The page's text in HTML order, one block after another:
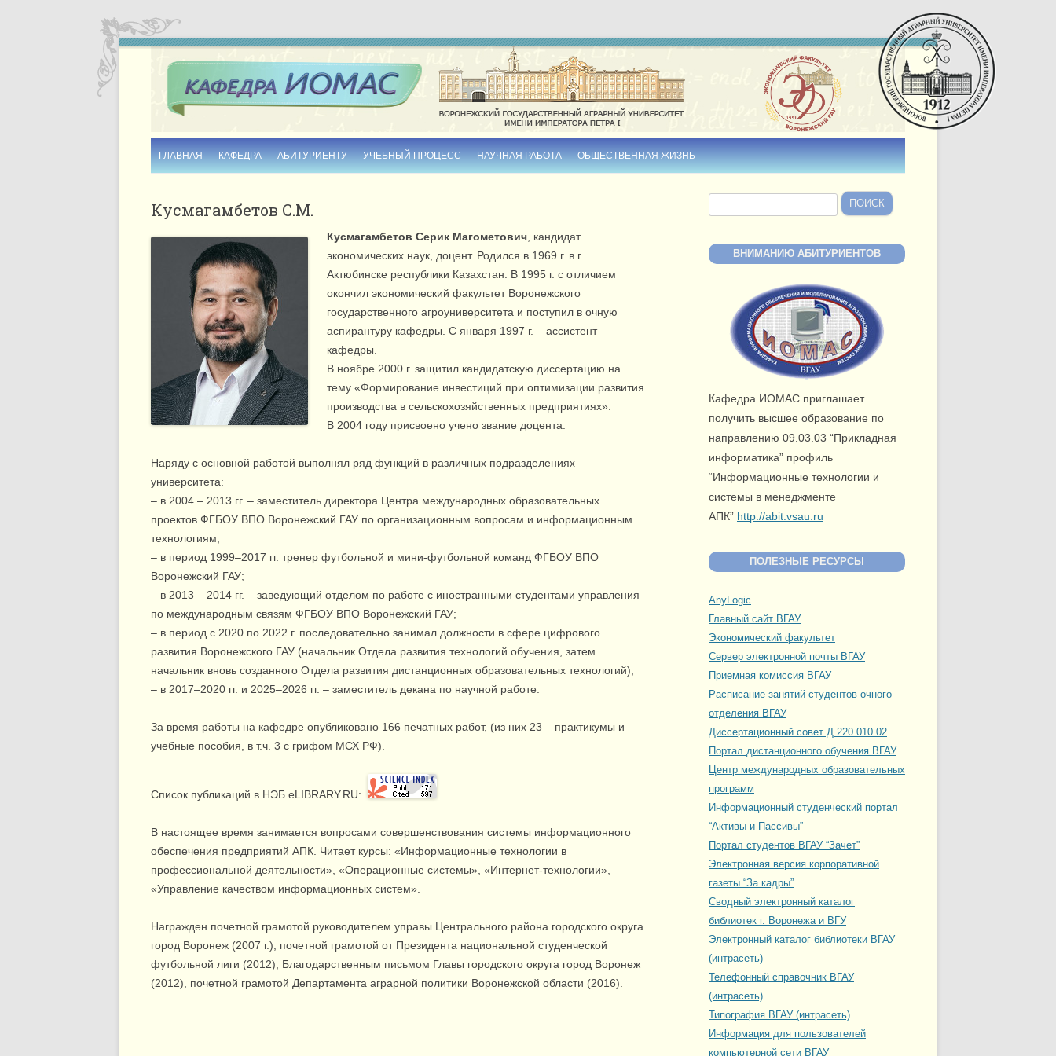
Skip to content
ГЛАВНАЯ КАФЕДРА
ИНФОРМАЦИОННЫЕ БУКЛЕТЫ
СОТРУДНИКИ
КОНТАКТЫ
АБИТУРИЕНТУ УЧЕБНЫЙ ПРОЦЕСС
ЭЛЕКТРОННЫЕ МАТЕРИАЛЫ
ТЕМЫ ВЫПУСКНЫХ
КВАЛИФИКАЦИОННЫХ РАБОТ
НАУЧНАЯ РАБОТА
СБОРНИКИ НАУЧНЫХ ТРУДОВ
ОБЩЕСТВЕННАЯ ЖИЗНЬ
Кусмагамбетов С.М.
Кусмагамбетов Серик Магометович , кандидат
экономических наук, доцент. Родился в 1969 г. в г.
Актюбинске республики Казахстан. В 1995 г. с отличием
окончил экономический факультет Воронежского
государственного агроуниверситета и поступил в очную
аспирантуру кафедры. С января 1997 г. – ассистент
кафедры.
В ноябре 2000 г. защитил кандидатскую диссертацию на
тему «Формирование инвестиций при оптимизации развития
производства в сельскохозяйственных предприятиях».
В 2004 году присвоено учено звание доцента.
Наряду с основной работой выполнял ряд функций в различных подразделениях
университета:
– в 2004 – 2013 гг. – заместитель директора Центра международных образовательных
проектов ФГБОУ ВПО Воронежский ГАУ по организационным вопросам и информационным
технологиям;
– в период 1999–2017 гг. тренер футбольной и мини‑футбольной команд ФГБОУ ВПО
Воронежский ГАУ;
– в 2013 – 2014 гг. – заведующий отделом по работе с иностранными студентами управления
по международным связям ФГБОУ ВПО Воронежский ГАУ;
– в период с 2020 по 2022 г. последовательно занимал должности в сфере цифрового
развития Воронежского ГАУ (начальник Отдела развития технологий обучения, затем
начальник вновь созданного Отдела развития дистанционных образовательных технологий);
– в 2017–2020 гг. и 2025–2026 гг. – заместитель декана по научной работе.
За время работы на кафедре опубликовано 166 печатных работ, (из них 23 – практикумы и
учебные пособия, в т.ч. 3 с грифом МСХ РФ).
Список публикаций в НЭБ eLIBRARY.RU:
В настоящее время занимается вопросами совершенствования системы информационного
обеспечения предприятий АПК. Читает курсы: «Информационные технологии в
профессиональной деятельности», «Операционные системы», «Интернет-технологии»,
«Управление качеством информационных систем».
Награжден почетной грамотой руководителем управы Центрального района городского округа
город Воронеж (2007 г.), почетной грамотой от Президента национальной студенческой
футбольной лиги (2012), Благодарственным письмом Главы городского округа город Воронеж
(2012), почетной грамотой Департамента аграрной политики Воронежской области (2016).
ВНИМАНИЮ АБИТУРИЕНТОВ
Кафедра ИОМАС приглашает
получить высшее образование по
направлению 09.03.03 “Прикладная
информатика” профиль
“Информационные технологии и
системы в менеджменте
АПК” http://abit.vsau.ru
ПОЛЕЗНЫЕ РЕСУРСЫ
AnyLogic
Главный сайт ВГАУ
Экономический факультет
Сервер электронной почты ВГАУ
Приемная комиссия ВГАУ
Расписание занятий студентов очного
отделения ВГАУ
Диссертационный совет Д 220.010.02
Портал дистанционного обучения ВГАУ
Центр международных образовательных
программ
Информационный студенческий портал
“Активы и Пассивы”
Портал студентов ВГАУ “Зачет”
Электронная версия корпоративной
газеты “За кадры”
Сводный электронный каталог
библиотек г. Воронежа и ВГУ
Электронный каталог библиотеки ВГАУ
(интрасеть)
Телефонный справочник ВГАУ
(интрасеть)
Типография ВГАУ (интрасеть)
Информация для пользователей
компьютерной сети ВГАУ